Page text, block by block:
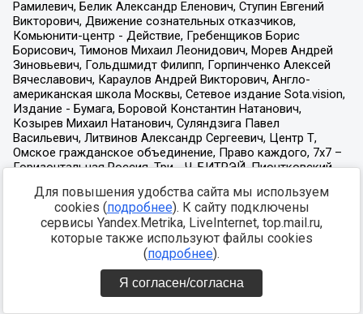
Для повышения удобства сайта мы используем
cookies (подробнее). К сайту подключены
сервисы Yandex.Metrika, LiveInternet, top.mail.ru,
которые также используют файлы cookies
(подробнее).
Я согласен/согласна